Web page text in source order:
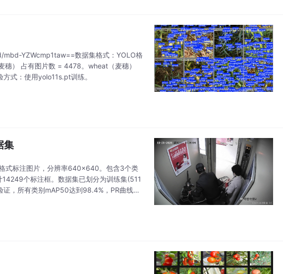
YZWcmp1taw==数据集格式：YOLO格
） 占有图片数 = 4478。wheat（麦穗）
式：使用yolo11s.pt训练。
集
式标注图片，分辨率640x640。包含3个类
个标注框。数据集已划分为训练集(511
，所有类别mAP50达到98.4%，PR曲线和